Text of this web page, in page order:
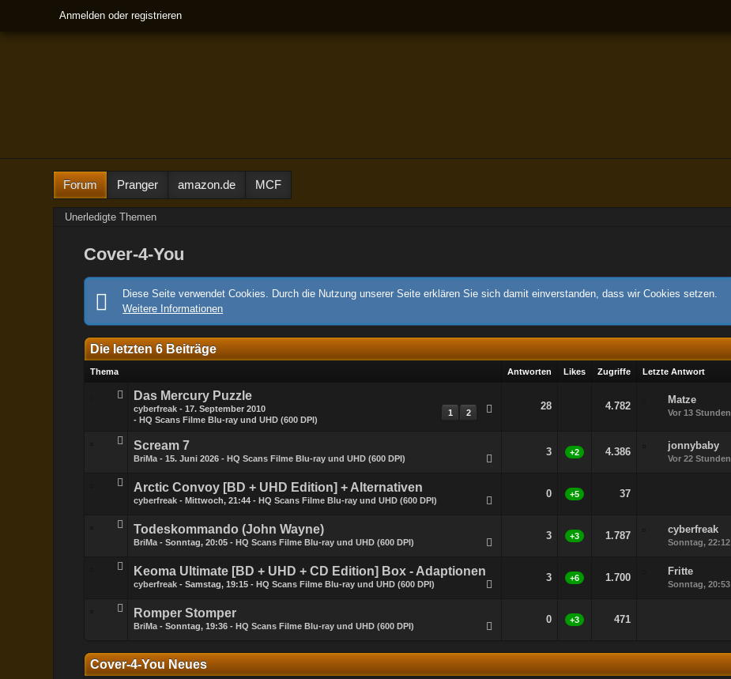
Anmelden oder registrieren
Forum Pranger amazon.de MCF
Unerledigte Themen
Cover-4-You
Diese Seite verwendet Cookies. Durch die Nutzung unserer Seite erklären Sie sich damit einverstanden, dass wir Cookies setzen.
Weitere Informationen
Die letzten 6 Beiträge
Thema Antworten Likes Zugriffe Letzte Antwort
Das Mercury Puzzle
1 2
cyberfreak
17. September 2010
HQ Scans Filme Blu-ray und UHD (600 DPI)
28 4.782
Matze
Vor 13 Stunden
Scream 7
BriMa 15. Juni 2026 HQ Scans Filme Blu-ray und UHD (600 DPI)
3 +2 4.386
jonnybaby
Vor 22 Stunden
Arctic Convoy [BD + UHD Edition] + Alternativen
cyberfreak Mittwoch, 21:44 HQ Scans Filme Blu-ray und UHD (600 DPI)
0 +5 37
Todeskommando (John Wayne)
BriMa Sonntag, 20:05 HQ Scans Filme Blu-ray und UHD (600 DPI)
3 +3 1.787
cyberfreak
Sonntag, 22:12
Keoma Ultimate [BD + UHD + CD Edition] Box - Adaptionen
cyberfreak Samstag, 19:15 HQ Scans Filme Blu-ray und UHD (600 DPI)
3 +6 1.700
Fritte
Sonntag, 20:53
Romper Stomper
BriMa Sonntag, 19:36 HQ Scans Filme Blu-ray und UHD (600 DPI)
0 +3 471
Cover-4-You Neues